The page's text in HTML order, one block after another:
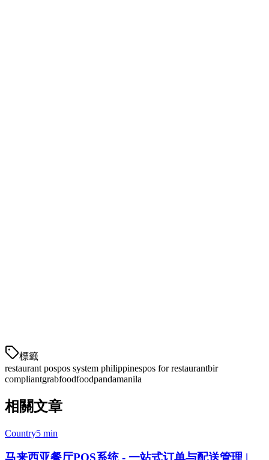
標籤
restaurant pospos system philippinespos for restaurantbir
compliantgrabfoodfoodpandamanila
相關文章
Country5 min